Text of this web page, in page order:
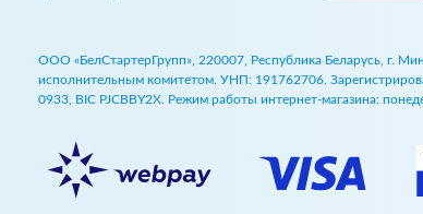
ООО «БелСтартерГрупп», 220007, Республика Беларусь, г.
исполнительным комитетом. УНП: 191762706.
0933, BIC PJCBBY2X. Режим работы интернет-магазина: